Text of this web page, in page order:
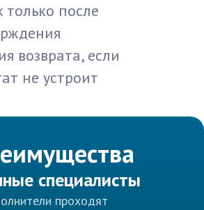
только после
возврата, если
не устроит
специалисты
проходят